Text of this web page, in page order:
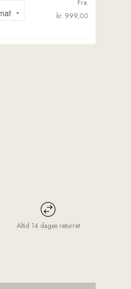
Fra:
kr. 999,00
Altid 14 dages returret